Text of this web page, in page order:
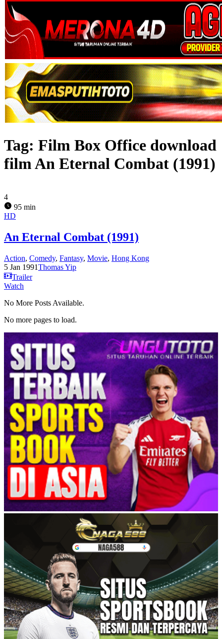
Tag: Film Box Office download
film An Eternal Combat (1991)
4
95 min
HD
An Eternal Combat (1991)
Action, Comedy, Fantasy, Movie, Hong Kong
5 Jan 1991Thomas Yip
Trailer
Watch
No More Posts Available.
No more pages to load.